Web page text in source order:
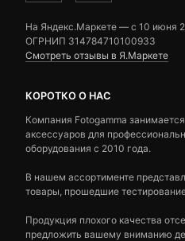
На Яндекс.Маркете — c 10 июня
ОГРНИП 314784710100933
Смотреть отзывы в Я.Маркете
КОРОТКО О НАС
Компания Fotogamma
аксессуаров для
оборудования с 2010 года.
В нашем ассортименте
товары, прошедшие
Продукция плохого качества
предложить вашему вниманию